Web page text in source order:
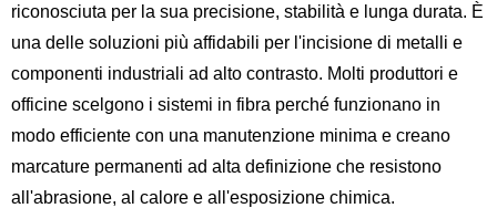
riconosciuta per la sua precisione, stabilità e lunga durata. È
una delle soluzioni più affidabili per l'incisione di metalli e
componenti industriali ad alto contrasto. Molti produttori e
officine scelgono i sistemi in fibra perché funzionano in
modo efficiente con una manutenzione minima e creano
marcature permanenti ad alta definizione che resistono
all'abrasione, al calore e all'esposizione chimica.